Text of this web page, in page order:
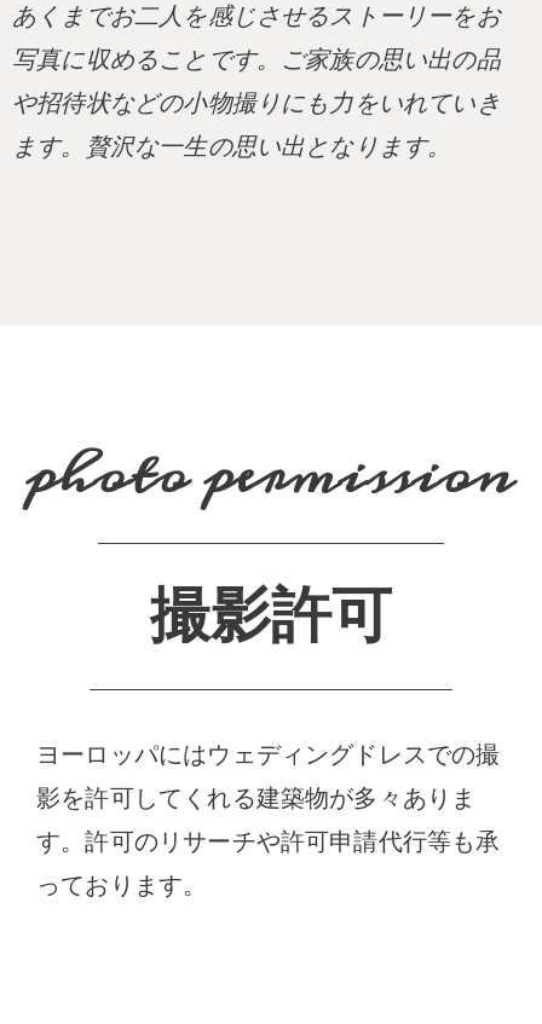
あくまでお二人を感じさせるストーリーをお
写真に収めることです。ご家族の思い出の品
や招待状などの小物撮りにも力をいれていき
ます。贅沢な一生の思い出となります。
photo permission
撮影許可
ヨーロッパにはウェディングドレスでの撮
影を許可してくれる建築物が多々ありま
す。許可のリサーチや許可申請代行等も承
っております。